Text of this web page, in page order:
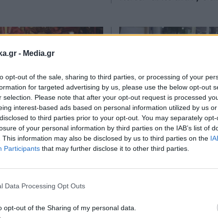
- Media.gr
opt-out of the sale, sharing to third parties, or processing of your
for targeted advertising by us, please use the below opt-out
selection. Please note that after your opt-out request is processed
interest-based ads based on personal information utilized by us
to third parties prior to your opt-out. You may separately
of your personal information by third parties on the IAB’s list of
This information may also be disclosed by us to third parties on the
Participants that may further disclose it to other third parties.
Data Processing Opt Outs
opt-out of the Sharing of my personal data.
02.01.2026 21:32
NEWSROOM
εστιατόρια και τα
τις γιορτές: Τι
Παραπολιτικά 90,1
Αττικής
ΟΙΚΟΝΟΜΙΑ
ΓΙΩΡΓΟΣ ΛΑΜΠΙΡΗΣ
Χτυπάει την
''μαγειρευτό
newsletter